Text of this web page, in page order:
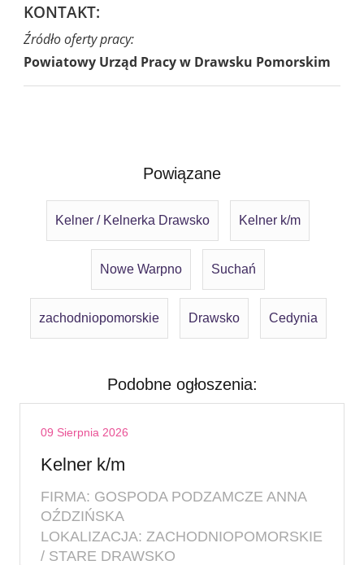
KONTAKT:
Źródło oferty pracy:
Powiatowy Urząd Pracy w Drawsku Pomorskim
Powiązane
Kelner / Kelnerka Drawsko Kelner k/m
Nowe Warpno Suchań
zachodniopomorskie Drawsko Cedynia
Podobne ogłoszenia:
09 Sierpnia 2026
Kelner k/m
FIRMA: GOSPODA PODZAMCZE ANNA
OŹDZIŃSKA
LOKALIZACJA: ZACHODNIOPOMORSKIE
/ STARE DRAWSKO